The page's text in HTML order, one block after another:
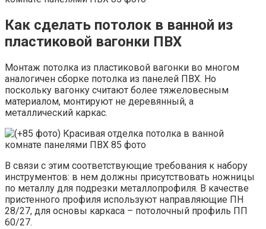
Как сделать потолок в ванной из
пластиковой вагонки ПВХ
Монтаж потолка из пластиковой вагонки во многом
аналогичен сборке потолка из панелей ПВХ. Но
поскольку вагонку считают более тяжеловесным
материалом, монтируют не деревянный, а
металлический каркас.
В связи с этим соответствующие требования к набору
инструментов: в нем должны присутствовать ножницы
по металлу для подрезки металлопрофиля. В качестве
пристенного профиля используют направляющие ПН
28/27, для основы каркаса – потолочный профиль ПП
60/27.